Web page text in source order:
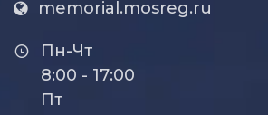
memorial.mosreg.ru
Пн-Чт
8:00 - 17:00
Пт